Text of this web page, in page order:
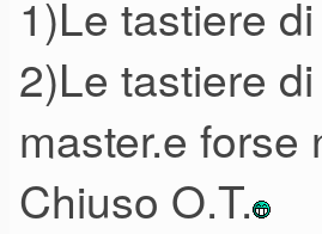
1)Le tastiere
2)Le tastiere
master.e
Chiuso O.T.